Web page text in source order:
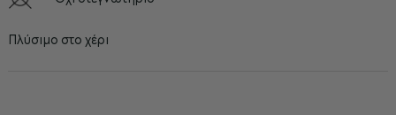
Πλύσιμο στο χέρι